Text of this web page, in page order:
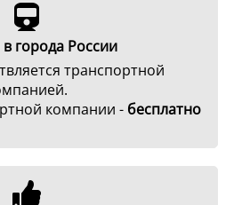
города России
транспортной
компании - бесплатно